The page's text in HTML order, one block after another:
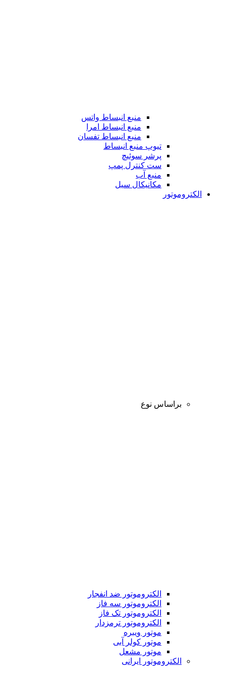
منبع انبساط واتس
منبع انبساط امرا
منبع انبساط تفسان
تیوپ منبع انبساط
پرشر سوئیچ
ست کنترل پمپ
منبع آب
مکانیکال سیل
الکتروموتور
براساس نوع
الکتروموتور ضد انفجار
الکتروموتور سه فاز
الکتروموتور تک فاز
الکتروموتور ترمزدار
موتور ویبره
موتور کولر آبی
موتور مشعل
الکتروموتور ایرانی